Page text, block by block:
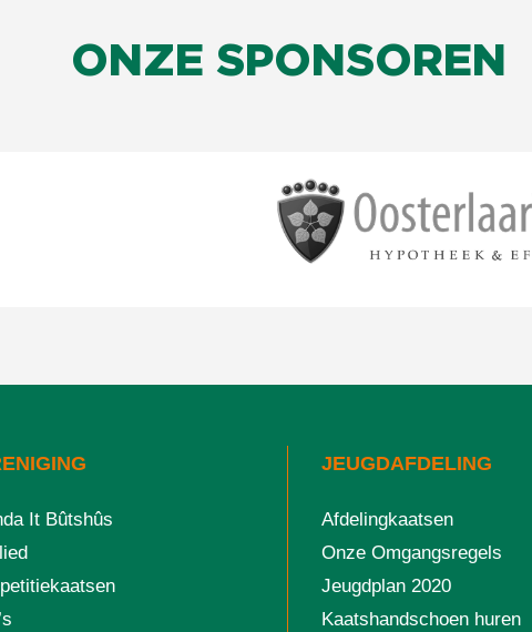
ONZE SPONSOREN
It Bûtshûs
JEUGDAFDELING
Afdelingkaatsen
Onze Omgangsregels
Jeugdplan 2020
Kaatshandschoen huren